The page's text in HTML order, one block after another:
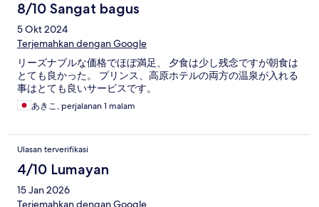
8/10 Sangat bagus
5 Okt 2024
Terjemahkan dengan Google
リーズナブルな価格でほぼ満足、 夕食は少し残念ですが朝食は
とても良かった。 プリンス、高原ホテルの両方の温泉が入れる
事はとても良いサービスです。
あきこ, perjalanan 1 malam
Ulasan terverifikasi
4/10 Lumayan
15 Jan 2026
Terjemahkan dengan Google